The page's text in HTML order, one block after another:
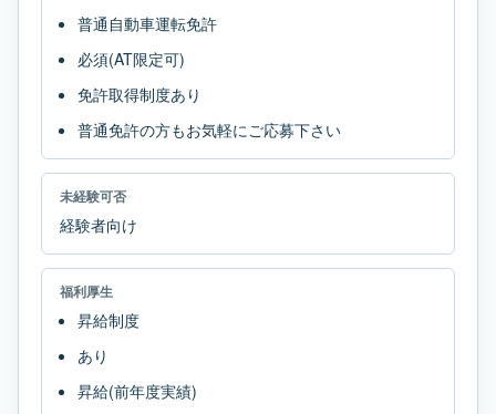
普通自動車運転免許
必須(AT限定可)
免許取得制度あり
普通免許の方もお気軽にご応募下さい
未経験可否
経験者向け
福利厚生
昇給制度
あり
昇給(前年度実績)